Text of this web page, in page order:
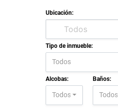
Ubicación:
Tipo de inmueble:
Todos
Alcobas:
Todos
Baños:
Todos